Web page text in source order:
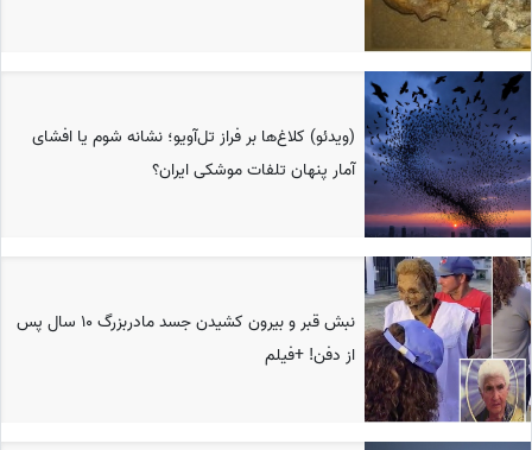
(ویدئو) کلاغ‌ها بر فراز تل‌آویو؛ نشانه شوم یا افشای
آمار پنهان تلفات موشکی ایران؟
نبش قبر و بیرون کشیدن جسد مادربزرگ ۱۰ سال پس
از دفن! +فیلم